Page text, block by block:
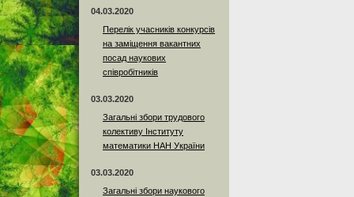
04.03.2020
Перелік учасників конкурсів
на заміщення вакантних
посад наукових
співробітників
03.03.2020
Загальні збори трудового
колективу Інституту
математики НАН України
03.03.2020
Загальні збори наукового